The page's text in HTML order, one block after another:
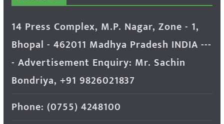
14 Press Complex, M.P. Nagar, Zone - 1,
Bhopal - 462011 Madhya Pradesh INDIA ---
- Advertisement Enquiry: Mr. Sachin
Bondriya, +91 9826021837
Phone: (0755) 4248100